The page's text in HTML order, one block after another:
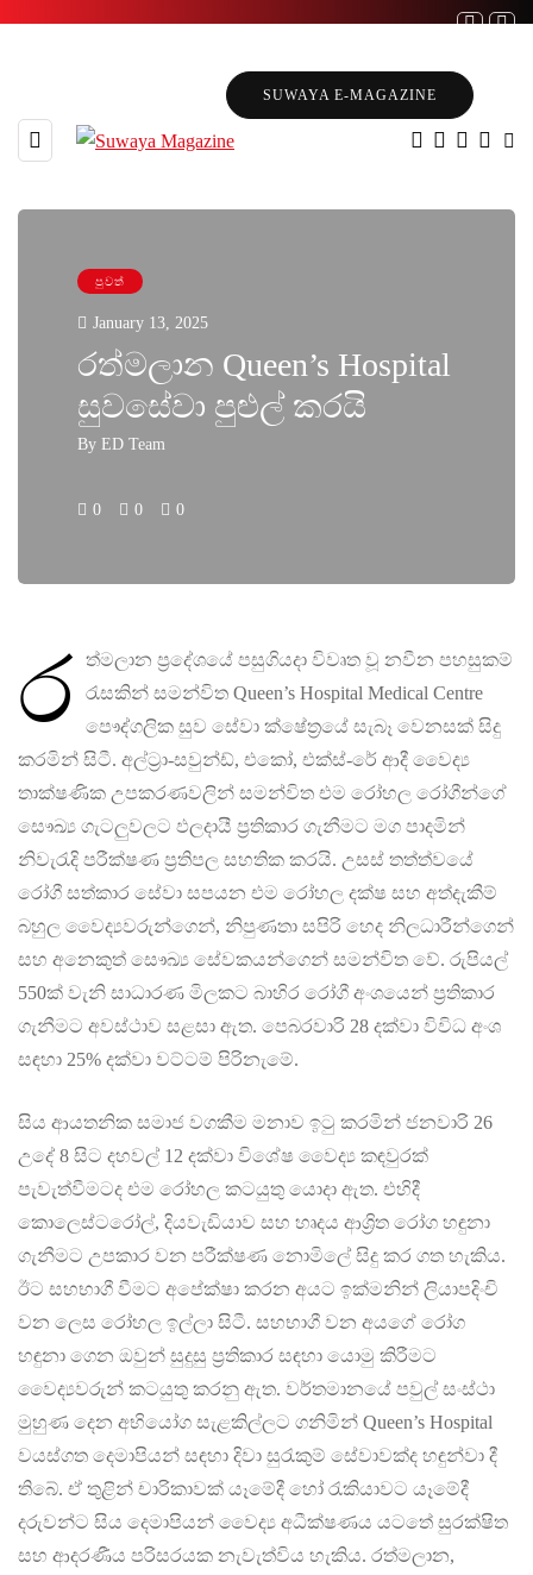
SUWAYA E-MAGAZINE
පුවත්
January 13, 2025
රත්මලාන Queen’s Hospital
සුවසේවා පුළුල් කරයි
By ED Team
0 0 0
ර
ත්මලාන ප්‍රදේශයේ පසුගියදා විවෘත වූ නවීන පහසුකම්
රැසකින් සමන්විත Queen’s Hospital Medical Centre
පෞද්ගලික සුව සේවා ක්ෂේත්‍රයේ සැබෑ වෙනසක් සිදු
කරමින් සිටී. අල්ට්‍රා-සවුන්ඩ්, එකෝ, එක්ස්-රේ ආදී වෛද්‍ය
තාක්ෂණික උපකරණවලින් සමන්විත එම රෝහල රෝගීන්ගේ
සෞඛ්‍ය ගැටලුවලට ඵලදායී ප්‍රතිකාර ගැනීමට මග පාදමින්
නිවැරැදි පරීක්ෂණ ප්‍රතිපල සහතික කරයි. උසස් තත්ත්වයේ
රෝගී සත්කාර සේවා සපයන එම රෝහල දක්ෂ සහ අත්දැකීම්
බහුල වෛද්‍යවරුන්ගෙන්, නිපුණතා සපිරි හෙද නිලධාරීන්ගෙන්
සහ අනෙකුත් සෞඛ්‍ය සේවකයන්ගෙන් සමන්විත වේ. රුපියල්
550ක් වැනි සාධාරණ මිලකට බාහිර රෝගී අංශයෙන් ප්‍රතිකාර
ගැනීමට අවස්ථාව සළසා ඇත. පෙබරවාරි 28 දක්වා විවිධ අංශ
සඳහා 25% දක්වා වට්ටම් පිරිනැමේ.
සිය ආයතනික සමාජ වගකීම මනාව ඉටු කරමින් ජනවාරි 26
උදේ 8 සිට දහවල් 12 දක්වා විශේෂ වෛද්‍ය කඳවුරක්
පැවැත්වීමටද එම රෝහල කටයුතු යොදා ඇත. එහිදී
කොලෙස්ටරෝල්, දියවැඩියාව සහ හෘදය ආශ්‍රිත රෝග හඳුනා
ගැනීමට උපකාර වන පරීක්ෂණ නොමිලේ සිදු කර ගත හැකිය.
ඊට සහභාගී වීමට අපේක්ෂා කරන අයට ඉක්මනින් ලියාපදිංචි
වන ලෙස රෝහල ඉල්ලා සිටී. සහභාගී වන අයගේ රෝග
හඳුනා ගෙන ඔවුන් සුදුසු ප්‍රතිකාර සඳහා යොමු කිරීමට
වෛද්‍යවරුන් කටයුතු කරනු ඇත. වර්තමානයේ පවුල් සංස්ථා
මුහුණ දෙන අභියෝග සැළකිල්ලට ගනිමින් Queen’s Hospital
වයස්ගත දෙමාපියන් සඳහා දිවා සුරැකුම් සේවාවක්ද හඳුන්වා දී
තිබේ. ඒ තුළින් චාරිකාවක් යෑමේදී හෝ රැකියාවට යෑමේදී
දරුවන්ට සිය දෙමාපියන් වෛද්‍ය අධීක්ෂණය යටතේ සුරක්ෂිත
සහ ආදරණීය පරිසරයක නැවැත්විය හැකිය. රත්මලාන,